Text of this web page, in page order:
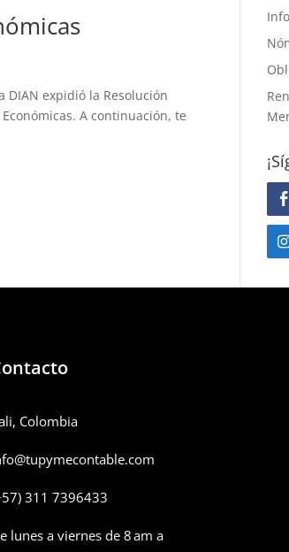
DIAN expidió la Resolución
A continuación, te
Colombia
311 7396433
lunes a viernes de 8 am a